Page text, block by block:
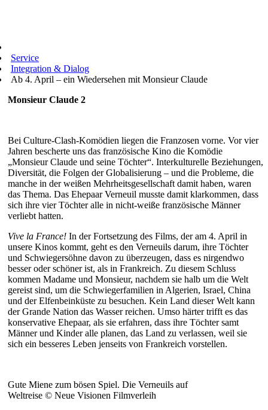
Service
Integration & Dialog
Ab 4. April – ein Wiedersehen mit Monsieur Claude
Monsieur Claude 2
Bei Culture-Clash-Komödien liegen die Franzosen vorne. Vor vier
Jahren bescherte uns das französische Kino die Komödie
„Monsieur Claude und seine Töchter“. Interkulturelle Beziehungen,
Diversität, die Folgen der Globalisierung – und die Probleme, die
manche in der weißen Mehrheitsgesellschaft damit haben, waren
das Thema. Das Ehepaar Verneuil musste damit klarkommen, dass
sich ihre vier Töchter alle in nicht-weiße französische Männer
verliebt hatten.
Vive la France! In der Fortsetzung des Films, der am 4. April in
unsere Kinos kommt, geht es den Verneuils darum, ihre Töchter
und Schwiegersöhne davon zu überzeugen, dass es nirgendwo
besser oder schöner ist, als in Frankreich. Zu diesem Schluss
kommen Madame und Monsieur, nachdem sie halb um die Welt
gereist sind, um die Schwiegerfamilien in Algerien, Israel, China
und der Elfenbeinküste zu besuchen. Kein Land dieser Welt kann
der Grande Nation das Wasser reichen. Umso härter trifft es das
konservative Ehepaar, als sie erfahren, dass ihre Töchter samt
Männer und Kinder alle planen, das Land zu verlassen, weil sie
sich ein besseres Leben jenseits von Frankreich vorstellen.
Gute Miene zum bösen Spiel. Die Verneuils auf
Weltreise © Neue Visionen Filmverleih